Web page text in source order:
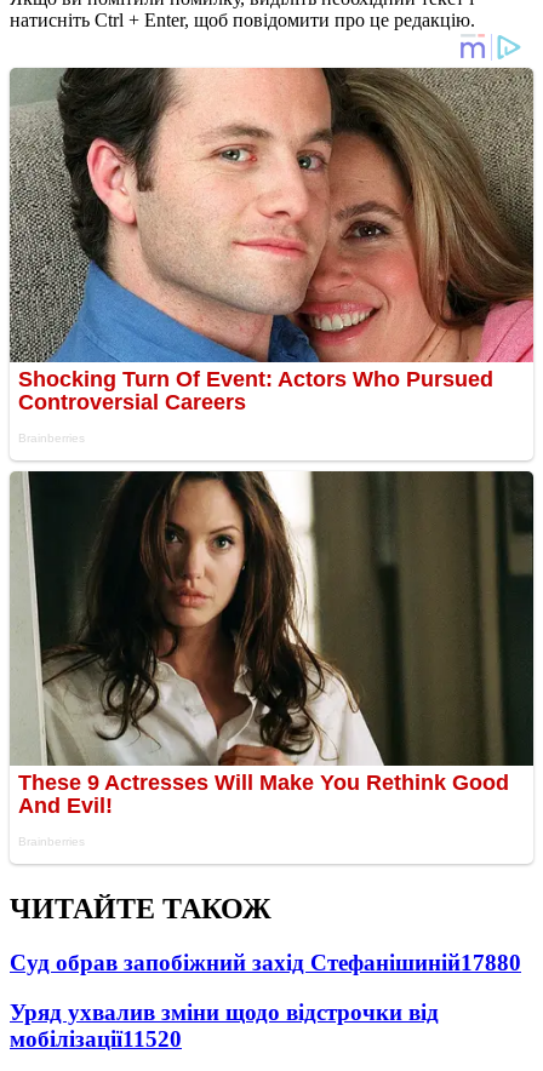
натисніть Ctrl + Enter, щоб повідомити про це редакцію.
ЧИТАЙТЕ ТАКОЖ
Суд обрав запобіжний захід Стефанішиній17880
Уряд ухвалив зміни щодо відстрочки від
мобілізації11520